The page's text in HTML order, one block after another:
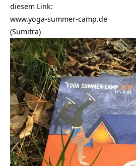
diesem Link:
www.yoga-summer-camp.de
(Sumitra)